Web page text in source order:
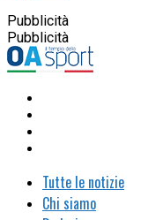
Pubblicità
Pubblicità
Tutte le notizie
Chi siamo